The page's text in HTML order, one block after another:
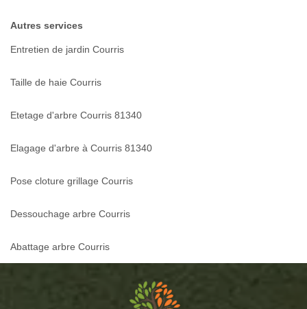
Autres services
Entretien de jardin Courris
Taille de haie Courris
Etetage d'arbre Courris 81340
Elagage d'arbre à Courris 81340
Pose cloture grillage Courris
Dessouchage arbre Courris
Abattage arbre Courris